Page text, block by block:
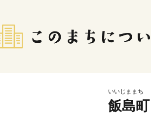
いいじままち
飯島町